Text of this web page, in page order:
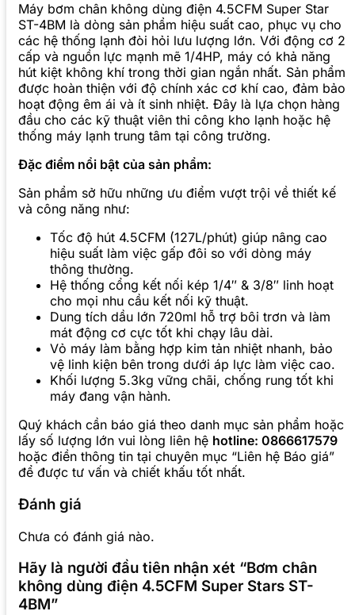
Máy bơm chân không dùng điện 4.5CFM Super Star
ST-4BM là dòng sản phẩm hiệu suất cao, phục vụ cho
các hệ thống lạnh đòi hỏi lưu lượng lớn. Với động cơ 2
cấp và nguồn lực mạnh mẽ 1/4HP, máy có khả năng
hút kiệt không khí trong thời gian ngắn nhất. Sản phẩm
được hoàn thiện với độ chính xác cơ khí cao, đảm bảo
hoạt động êm ái và ít sinh nhiệt. Đây là lựa chọn hàng
đầu cho các kỹ thuật viên thi công kho lạnh hoặc hệ
thống máy lạnh trung tâm tại công trường.
Đặc điểm nổi bật của sản phẩm:
Sản phẩm sở hữu những ưu điểm vượt trội về thiết kế
và công năng như:
Tốc độ hút 4.5CFM (127L/phút) giúp nâng cao
hiệu suất làm việc gấp đôi so với dòng máy
thông thường.
Hệ thống cổng kết nối kép 1/4″ & 3/8″ linh hoạt
cho mọi nhu cầu kết nối kỹ thuật.
Dung tích dầu lớn 720ml hỗ trợ bôi trơn và làm
mát động cơ cực tốt khi chạy lâu dài.
Vỏ máy làm bằng hợp kim tản nhiệt nhanh, bảo
vệ linh kiện bên trong dưới áp lực làm việc cao.
Khối lượng 5.3kg vững chãi, chống rung tốt khi
máy đang vận hành.
Quý khách cần báo giá theo danh mục sản phẩm hoặc
lấy số lượng lớn vui lòng liên hệ hotline: 0866617579
hoặc điền thông tin tại chuyên mục “Liên hệ Báo giá”
để được tư vấn và chiết khấu tốt nhất.
Đánh giá
Chưa có đánh giá nào.
Hãy là người đầu tiên nhận xét “Bơm chân
không dùng điện 4.5CFM Super Stars ST-
4BM”